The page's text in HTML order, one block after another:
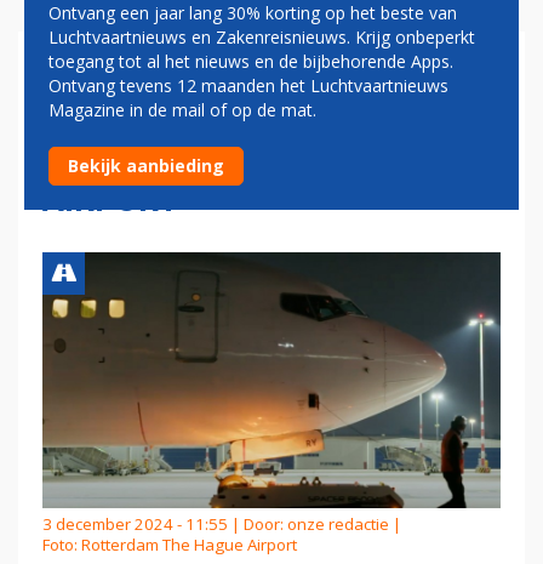
PROEF MET ELEKTRISCHE
VLIEGTUIGTREKKER OP
ROTTERDAM THE HAGUE
AIRPORT
3 december 2024 - 11:55 | Door: onze redactie |
Foto: Rotterdam The Hague Airport
Ontvang een jaar lang 30% korting op het beste van
Luchtvaartnieuws en Zakenreisnieuws. Krijg onbeperkt
toegang tot al het nieuws en de bijbehorende Apps.
Ontvang tevens 12 maanden het Luchtvaartnieuws
Magazine in de mail of op de mat.
Bekijk aanbieding